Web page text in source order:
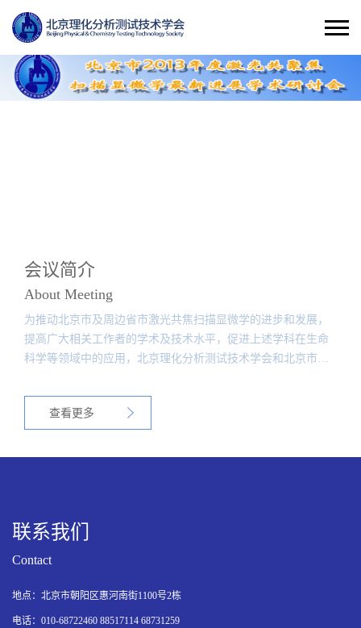
会议简介
About Meeting
为推动北京市及周边省市激光共焦扫描显微学的进步和发展，
提高广大相关工作者的学术及技术水平，促进上述学科在生命
科学等领域中的应用，北京理化分析测试技术学会和北京市电
二），在北京市北科大厦举办一次“北京市2013年度激光共聚焦
扫描显微学最新进展学术研讨会”。
查看更多
联系我们
Contact
地点：北京市朝阳区惠河南街1100号2栋
电话：010-68722460 88517114 68731259